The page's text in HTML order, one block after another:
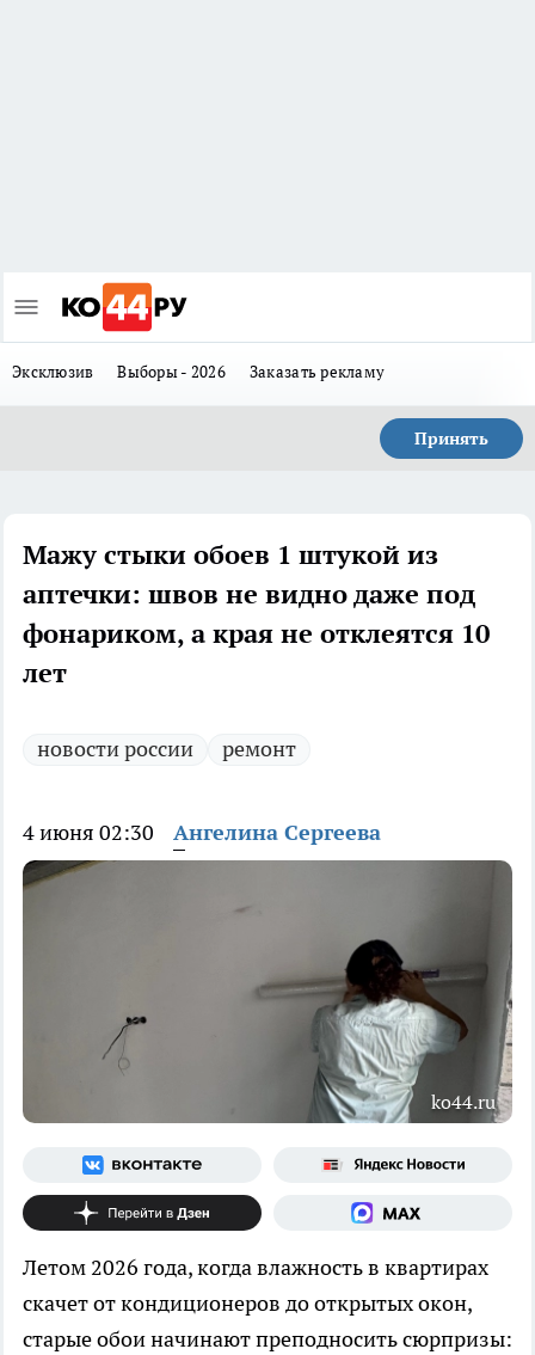
Эксклюзив Выборы - 2026 Заказать рекламу
Принять
Мажу стыки обоев 1 штукой из
аптечки: швов не видно даже под
фонариком, а края не отклеятся 10
лет
новости россии ремонт
4 июня 02:30 Ангелина Сергеева
ko44.ru
Летом 2026 года, когда влажность в квартирах
скачет от кондиционеров до открытых окон,
старые обои начинают преподносить сюрпризы: